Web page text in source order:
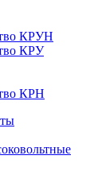
КРУН
КРУ
КРН